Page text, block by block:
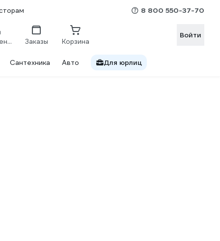
8 800 550-37-70
Сравнение Заказы Корзина
Войти
Сантехника Авто Для юрлиц